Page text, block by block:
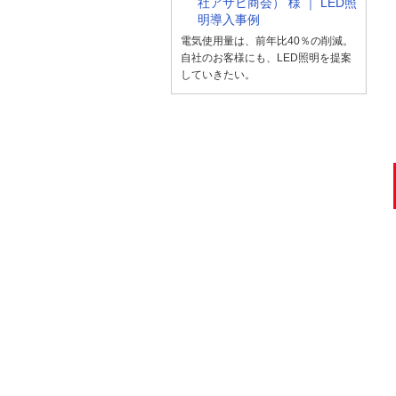
明導入事例
電気使用量は、前年比40％の削減。
自社のお客様にも、LED照明を提案
していきたい。